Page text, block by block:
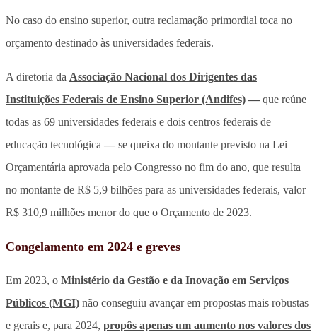
No caso do ensino superior, outra reclamação primordial toca no
orçamento destinado às universidades federais.
A diretoria da Associação Nacional dos Dirigentes das
Instituições Federais de Ensino Superior (Andifes) — que reúne
todas as 69 universidades federais e dois centros federais de
educação tecnológica — se queixa do montante previsto na Lei
Orçamentária aprovada pelo Congresso no fim do ano, que resulta
no montante de R$ 5,9 bilhões para as universidades federais, valor
R$ 310,9 milhões menor do que o Orçamento de 2023.
Congelamento em 2024 e greves
Em 2023, o Ministério da Gestão e da Inovação em Serviços
Públicos (MGI) não conseguiu avançar em propostas mais robustas
e gerais e, para 2024, propôs apenas um aumento nos valores dos